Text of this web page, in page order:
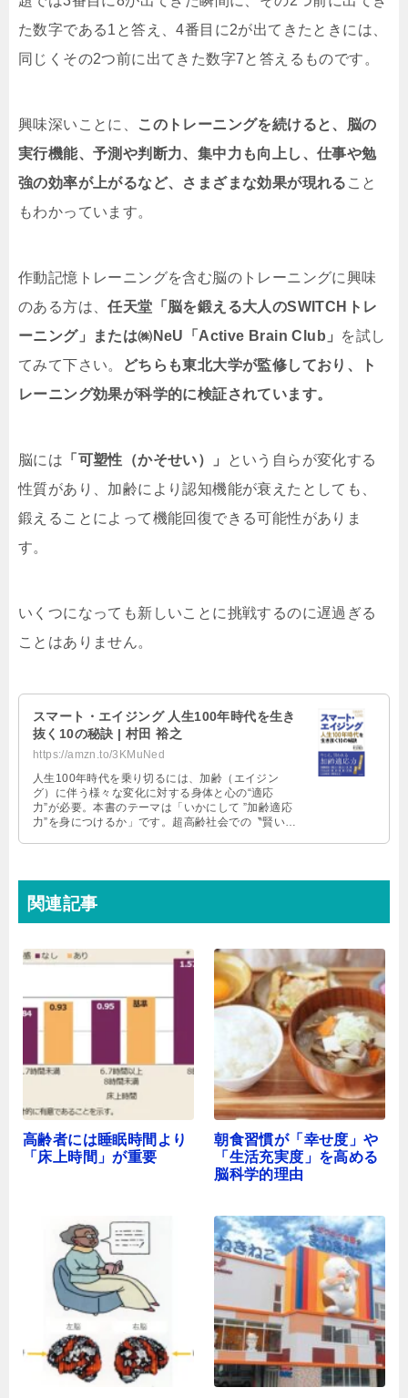
た数字である1と答え、4番目に2が出てきたときには、
同じくその2つ前に出てきた数字7と答えるものです。
興味深いことに、
このトレーニングを続けると、脳の
実行機能、予測や判断力、集中力も向上し、仕事や勉
強の効率が上がるなど、さまざまな効果が現れる こと
もわかっています。
作動記憶トレーニングを含む脳のトレーニングに興味
のある方は、任天堂「脳を鍛える大人のSWITCHトレ
ーニング」または㈱NeU「Active Brain Club」 を試し
てみて下さい。
どちらも東北大学が監修しており、ト
レーニング効果が科学的に検証されています。
脳には 「可塑性（かそせい）」
という自らが変化する
性質があり、加齢により認知機能が衰えたとしても、
鍛えることによって機能回復できる可能性がありま
す。
いくつになっても新しいことに挑戦するのに遅過ぎる
ことはありません。
スマート・エイジング 人生100年時代を生き
抜く10の秘訣 | 村田 裕之
https://amzn.to/3KMuNed
人生100年時代を乗り切るには、加齢（エイジン
グ）に伴う様々な変化に対する身体と心の“適応
力”が必要。本書のテーマは「いかにして ”加齢適応
力”を身につけるか」です。超高齢社会での〝賢い〟
関連記事
高齢者には睡眠時間より
「床上時間」が重要
朝食習慣が「幸せ度」や
「生活充実度」を高める
脳科学的理由